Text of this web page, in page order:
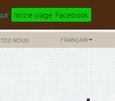
notre page Facebook
FRANÇAIS
NOUS